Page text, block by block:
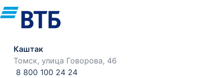
Каштак
Томск, улица Говорова, 46
8 800 100 24 24